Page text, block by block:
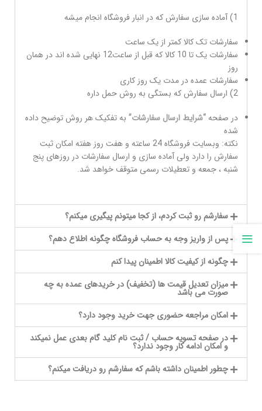
1) آماده سازی سفارش که در انبار فروشگاه انجام میشه
سفارشات تک کالا کمتر از یک ساعت
سفارشات یک تا 10 کالا که قبل از ساعت12 نهایی شده اند در همان
روز
سفارشات عمده در مدت یک روز کاری
2) ارسال سفارش که بستگی به روش حمل داره
در صفحه “شرایط ارسال سفارشات” به تفکیک هر روش توضیح داده
شده
نکته: وبسایت فروشگاه 24 ساعته و هفت روز هفته امکان ثبت
سفارش را دارد ولی آماده سازی و ارسال سفارشات در روزهای پنج
شنبه ، جمعه و تعطیلات رسمی متوقف خواهد شد.
سفارشم رو ثبت کردم، از کجا میتونم پیگیری میکنم؟
پس از واریز وجه به حساب فروشگاه چگونه اطلاع دهم؟
چگونه از کیفیت کالا اطمینان پیدا کنم
میزان تعدیل قیمت ها (تخفیف) در خریدهای عمده به چه
صورت می باشد
امکان مراجعه حضوری جهت خرید وجود دارد؟
در صفحه تسویه حساب / ثبت نام کلید گام بعدی عمل نمیکند
و امکان ادامه کار وجود ندارد؟
چطور اطمینان داشته باشم که سفارشم رو دریافت میکنم؟